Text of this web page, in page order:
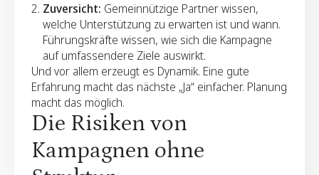
Zuversicht: Gemeinnützige Partner wissen,
welche Unterstützung zu erwarten ist und wann.
Führungskräfte wissen, wie sich die Kampagne
auf umfassendere Ziele auswirkt.
Kontinuität: Die Kampagne passt in den
größeren Freiwilligenkalender und verstärkt
Gewohnheiten, anstatt sie zu unterbrechen.
Und vor allem erzeugt es Dynamik. Eine gute
Erfahrung macht das nächste „Ja“ einfacher. Planung
macht das möglich.
Die Risiken von
Kampagnen ohne